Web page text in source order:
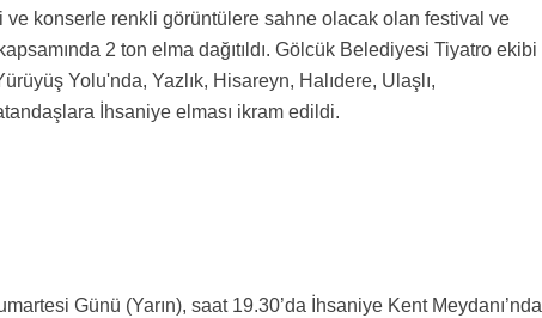
konserle renkli görüntülere sahne olacak olan festival ve
kapsamında 2 ton elma dağıtıldı. Gölcük Belediyesi Tiyatro ekibi
Yolu'nda, Yazlık, Hisareyn, Halıdere, Ulaşlı,
İhsaniye elması ikram edildi.
Günü (Yarın), saat 19.30’da İhsaniye Kent Meydanı’nda